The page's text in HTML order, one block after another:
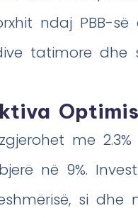
ndaj PBB-
tatimore dhe
me
në 9%.
si